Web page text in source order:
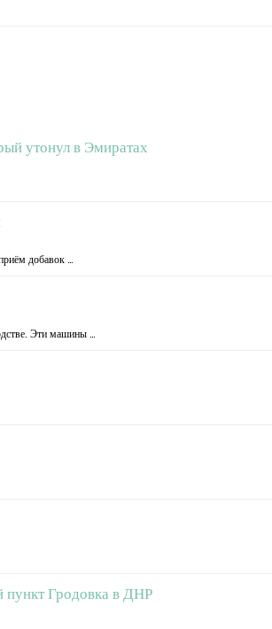
утонул в Эмиратах
добавок …
Эти машины …
пункт Гродовка в ДНР